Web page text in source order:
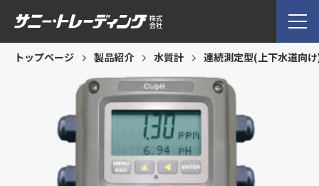
トップページ 製品紹介 水質計 連続測定型(上下水道向